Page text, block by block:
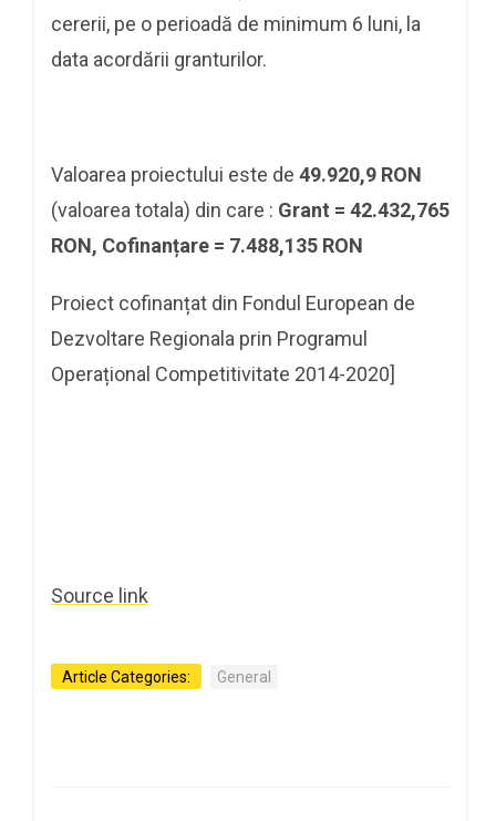
cererii, pe o perioadă de minimum 6 luni, la
data acordării granturilor.
Valoarea proiectului este de 49.920,9 RON
(valoarea totala) din care : Grant = 42.432,765
RON, Cofinanțare = 7.488,135 RON
Proiect cofinanțat din Fondul European de
Dezvoltare Regionala prin Programul
Operațional Competitivitate 2014-2020]
Source link
Article Categories: General